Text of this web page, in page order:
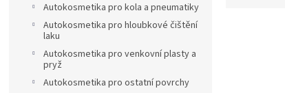
Autokosmetika pro kola a pneumatiky
Autokosmetika pro hloubkové čištění
laku
Autokosmetika pro venkovní plasty a
pryž
Autokosmetika pro ostatní povrchy